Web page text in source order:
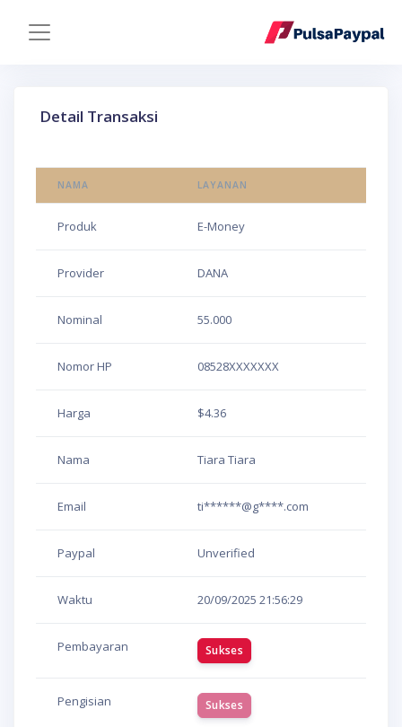
Detail Transaksi
NAMA LAYANAN
Produk E-Money
Provider DANA
Nominal 55.000
Nomor HP 08528XXXXXXX
Harga $4.36
Nama Tiara Tiara
Email ti******@g****.com
Paypal Unverified
Waktu 20/09/2025 21:56:29
Pembayaran Sukses
Pengisian Sukses